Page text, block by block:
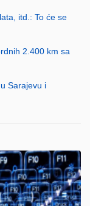
itd.: To će se
2.400 km sa
Sarajevu i